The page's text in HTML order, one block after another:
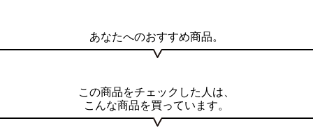
あなたへのおすすめ商品。
この商品をチェックした人は、
こんな商品を買っています。